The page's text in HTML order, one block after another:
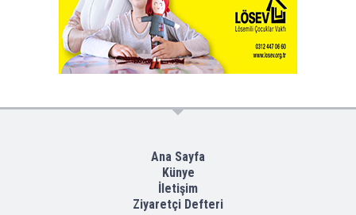
Ana Sayfa
Künye
İletişim
Ziyaretçi Defteri